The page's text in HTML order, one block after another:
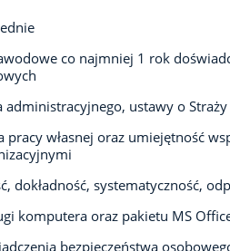
co najmniej 1 rok
administracyjnego, ustawy o
pracy własnej oraz umiejętność
dokładność, systematyczność,
komputera oraz pakietu MS
bezpieczeństwa